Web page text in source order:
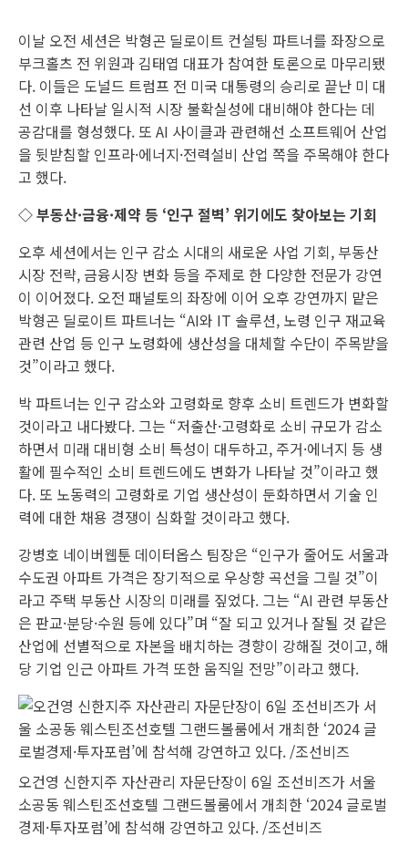
이날 오전 세션은 박형곤 딜로이트 컨설팅 파트너를 좌장으로
부크홀츠 전 위원과 김태엽 대표가 참여한 토론으로 마무리됐
다. 이들은 도널드 트럼프 전 미국 대통령의 승리로 끝난 미 대
선 이후 나타날 일시적 시장 불확실성에 대비해야 한다는 데
공감대를 형성했다. 또 AI 사이클과 관련해선 소프트웨어 산업
을 뒷받침할 인프라·에너지·전력설비 산업 쪽을 주목해야 한다
고 했다.
◇ 부동산·금융·제약 등 ‘인구 절벽’ 위기에도 찾아보는 기회
오후 세션에서는 인구 감소 시대의 새로운 사업 기회, 부동산
시장 전략, 금융시장 변화 등을 주제로 한 다양한 전문가 강연
이 이어졌다. 오전 패널토의 좌장에 이어 오후 강연까지 맡은
박형곤 딜로이트 파트너는 “AI와 IT 솔루션, 노령 인구 재교육
관련 산업 등 인구 노령화에 생산성을 대체할 수단이 주목받을
것”이라고 했다.
박 파트너는 인구 감소와 고령화로 향후 소비 트렌드가 변화할
것이라고 내다봤다. 그는 “저출산·고령화로 소비 규모가 감소
하면서 미래 대비형 소비 특성이 대두하고, 주거·에너지 등 생
활에 필수적인 소비 트렌드에도 변화가 나타날 것”이라고 했
다. 또 노동력의 고령화로 기업 생산성이 둔화하면서 기술 인
력에 대한 채용 경쟁이 심화할 것이라고 했다.
강병호 네이버웹툰 데이터옵스 팀장은 “인구가 줄어도 서울과
수도권 아파트 가격은 장기적으로 우상향 곡선을 그릴 것”이
라고 주택 부동산 시장의 미래를 짚었다. 그는 “AI 관련 부동산
은 판교·분당·수원 등에 있다”며 “잘 되고 있거나 잘될 것 같은
산업에 선별적으로 자본을 배치하는 경향이 강해질 것이고, 해
당 기업 인근 아파트 가격 또한 움직일 전망”이라고 했다.
오건영 신한지주 자산관리 자문단장이 6일 조선비즈가 서울
소공동 웨스틴조선호텔 그랜드볼룸에서 개최한 ‘2024 글로벌
경제·투자포럼’에 참석해 강연하고 있다. /조선비즈